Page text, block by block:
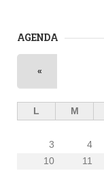
AGENDA
«
L M
3
4
10
11